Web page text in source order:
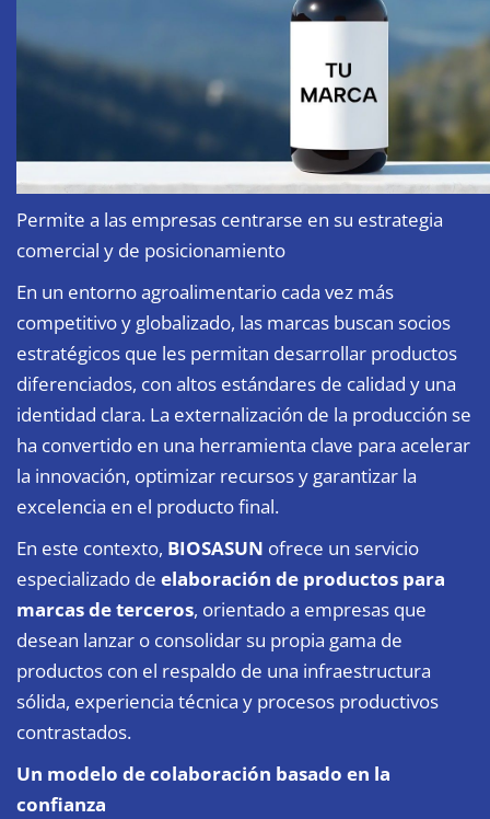
Permite a las empresas centrarse en su estrategia
comercial y de posicionamiento
En un entorno agroalimentario cada vez más
competitivo y globalizado, las marcas buscan socios
estratégicos que les permitan desarrollar productos
diferenciados, con altos estándares de calidad y una
identidad clara. La externalización de la producción se
ha convertido en una herramienta clave para acelerar
la innovación, optimizar recursos y garantizar la
excelencia en el producto final.
En este contexto, BIOSASUN ofrece un servicio
especializado de elaboración de productos para
marcas de terceros, orientado a empresas que
desean lanzar o consolidar su propia gama de
productos con el respaldo de una infraestructura
sólida, experiencia técnica y procesos productivos
contrastados.
Un modelo de colaboración basado en la
confianza